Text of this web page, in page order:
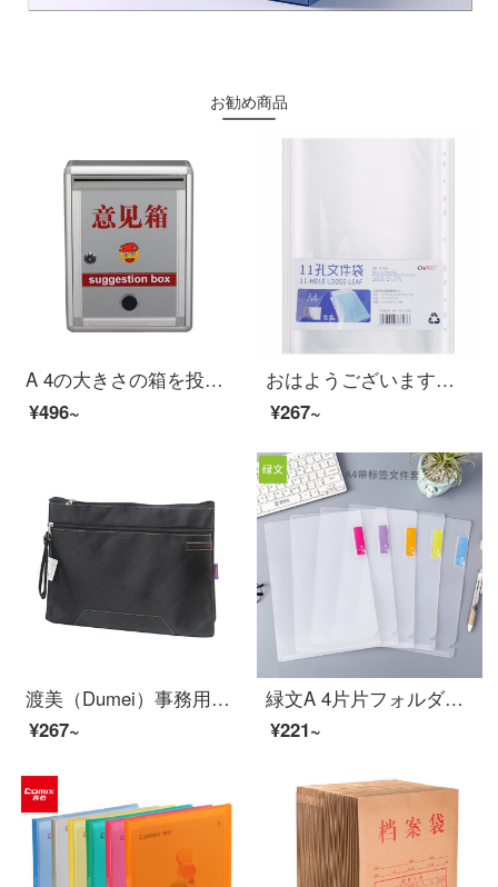
お勧め商品
A 4の大きさの箱を投げて壁HR-120を掛けることができます。
¥496~
おはようございます。11個のファイル袋のフォルダです。11個のファイルカバーは普通のページで透明です。8 c 100個/バッグです。
¥267~
渡美（Dumei）事務用手提げ書類袋ズックバッグビジネスバッグ資料袋A 4オルガンバッグNF-396黒
¥267~
緑文A 4片片フォルダは名刺L型ファイルカバーファイル袋と砂磨き透明片面カバーカバーカバー開口カバーカバーカバーカバーカバーカバーカバーカバーカバーカバーカバーカバーカバーカバーカバーカバーカバーカバーカバーカバーカバーカバーカバーカバーカバーカバーカバ...
¥221~